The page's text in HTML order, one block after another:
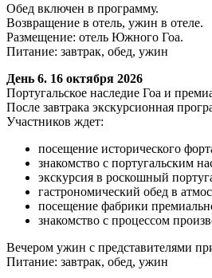
Обед включен в программу.
Возвращение в отель, ужин в отеле.
Размещение: отель Южного Гоа.
Питание: завтрак, обед, ужин
День 6. 16 октября 2026
Португальское наследие Гоа и
После завтрака экскурсионная
Участников ждет:
посещение исторического
знакомство с португальским
экскурсия в роскошный
гастрономический обед в
посещение фабрики
знакомство с процессом
Вечером ужин с представителями
Питание: завтрак, обед, ужин